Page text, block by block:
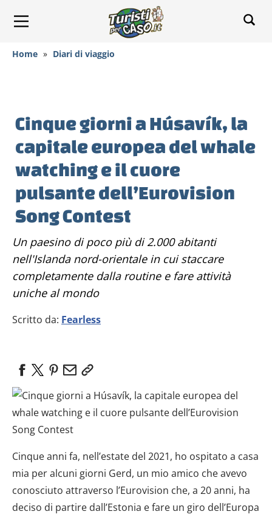
Home » Diari di viaggio
Cinque giorni a Húsavík, la
capitale europea del whale
watching e il cuore
pulsante dell’Eurovision
Song Contest
Un paesino di poco più di 2.000 abitanti
nell'Islanda nord-orientale in cui staccare
completamente dalla routine e fare attività
uniche al mondo
Scritto da: Fearless
Cinque anni fa, nell’estate del 2021, ho ospitato a casa
mia per alcuni giorni Gerd, un mio amico che avevo
conosciuto attraverso l’Eurovision che, a 20 anni, ha
deciso di partire dall’Estonia e fare un giro dell’Europa